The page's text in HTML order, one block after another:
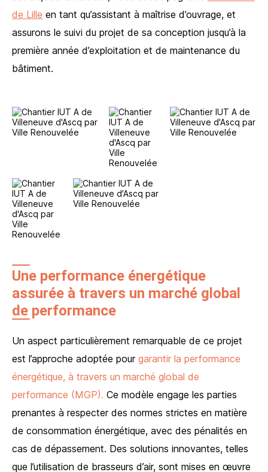
de Lille en tant qu’assistant à maîtrise d’ouvrage, et
assurons le suivi du projet de sa conception jusqu’à la
première année d’exploitation et de maintenance du
bâtiment.
Une performance énergétique
assurée à travers un marché global
de performance
Un aspect particulièrement remarquable de ce projet
est l’approche adoptée pour garantir la performance
énergétique, à travers un marché global de
performance (MGP). Ce modèle engage les parties
prenantes à respecter des normes strictes en matière
de consommation énergétique, avec des pénalités en
cas de dépassement. Des solutions innovantes, telles
que l’utilisation de brasseurs d’air, sont mises en œuvre